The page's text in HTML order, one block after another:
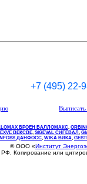
+7 (495) 22-
БРОЕН БАЛЛОМАКС,
ВЕКСВЕ, SIGEVAL СИГЕВАЛ ,
ДАНФОСС, WIKA ВИКА,
© ООО «Институт
РФ. Копирование или